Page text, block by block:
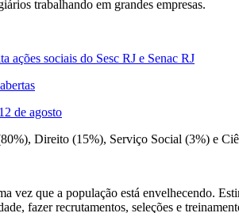
trabalhando em grandes empresas.
ações sociais do Sesc RJ e Senac RJ
de agosto
Direito (15%), Serviço Social (3%) e
vez que a população está envelhecendo.
fazer recrutamentos, seleções e